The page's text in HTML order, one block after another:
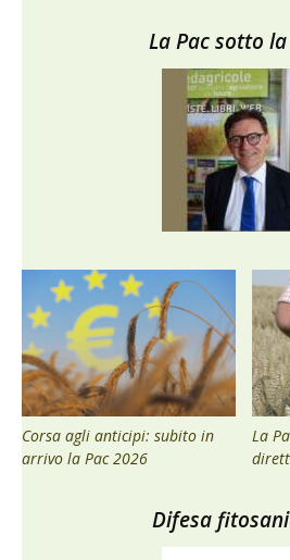
La Pac sotto
Corsa agli anticipi: subito in
arrivo la Pac 2026
La
Difesa